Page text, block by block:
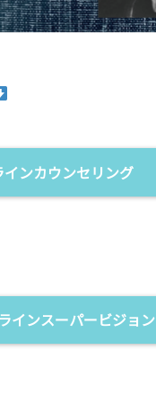
インカウンセリング
インスーパービジョン